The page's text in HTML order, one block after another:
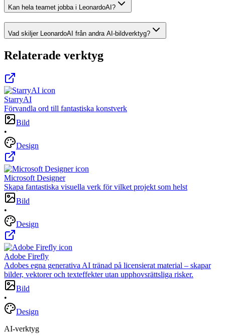
Kan hela teamet jobba i LeonardoAI?
Vad skiljer LeonardoAI från andra AI-bildverktyg?
Relaterade verktyg
StarryAI
Förvandla ord till fantastiska konstverk
Bild
•
Design
Microsoft Designer
Skapa fantastiska visuella verk för vilket projekt som helst
Bild
•
Design
Adobe Firefly
Adobes egna generativa AI tränad på licensierat material – skapar
bilder, vektorer och texteffekter utan upphovsrättsliga risker.
Bild
•
Design
AI-verktyg